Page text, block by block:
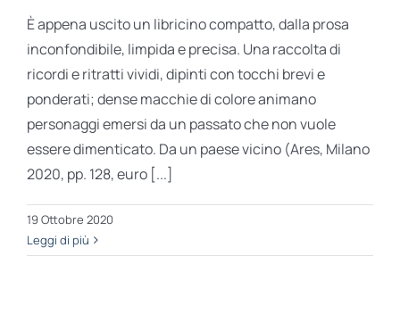
È appena uscito un libricino compatto, dalla prosa
inconfondibile, limpida e precisa. Una raccolta di
ricordi e ritratti vividi, dipinti con tocchi brevi e
ponderati; dense macchie di colore animano
personaggi emersi da un passato che non vuole
essere dimenticato. Da un paese vicino (Ares, Milano
2020, pp. 128, euro [...]
19 Ottobre 2020
Leggi di più